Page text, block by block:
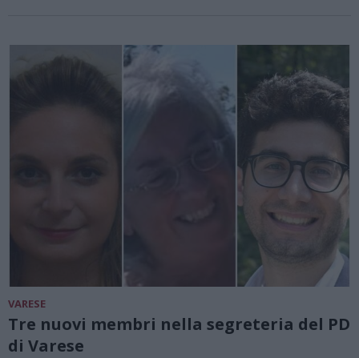
VARESE
Tre nuovi membri nella segreteria del PD
di Varese